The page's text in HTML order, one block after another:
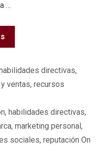
…
directivas,
ventas, recursos
, habilidades directivas,
, marketing personal,
sociales, reputación On